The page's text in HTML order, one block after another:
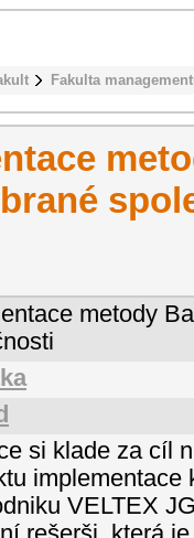
Fakulta
metody
si klade za cíl
implementace
VELTEX